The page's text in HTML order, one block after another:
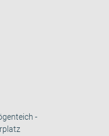
-